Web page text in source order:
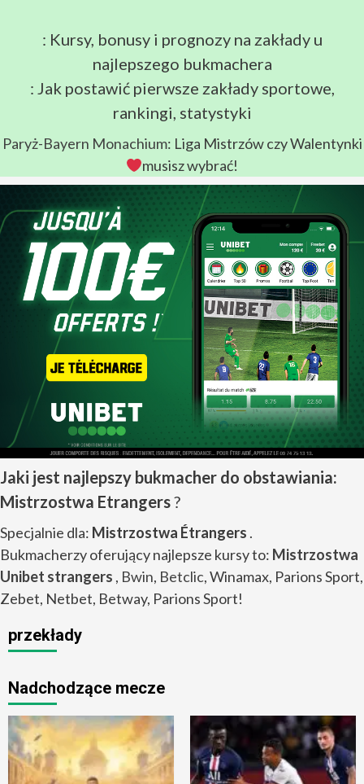
: Kursy, bonusy i prognozy na zakłady u
najlepszego bukmachera
: Jak postawić pierwsze zakłady sportowe,
rankingi, statystyki
Paryż-Bayern Monachium: Liga Mistrzów czy Walentynki
musisz wybrać!
Jaki jest najlepszy bukmacher do obstawiania:
Mistrzostwa Etrangers?
Specjalnie dla: Mistrzostwa Étrangers .
Bukmacherzy oferujący najlepsze kursy to: Mistrzostwa
Unibet strangers , Bwin, Betclic, Winamax, Parions Sport,
Zebet, Netbet, Betway, Parions Sport!
przekłady
Nadchodzące mecze